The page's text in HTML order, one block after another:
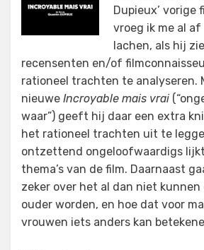
Dupieux’ vorige
vroeg ik me al
lachen, als hij
recensenten en/of
rationeel trachten te analyseren.
nieuwe Incroyable mais vrai
waar”) geeft hij daar een extra
het rationeel trachten uit te
ontzettend ongeloofwaardigs
thema’s van de film. Daarnaast
zeker over het al dan niet kunnen
ouder worden, en hoe dat voor
vrouwen iets anders kan